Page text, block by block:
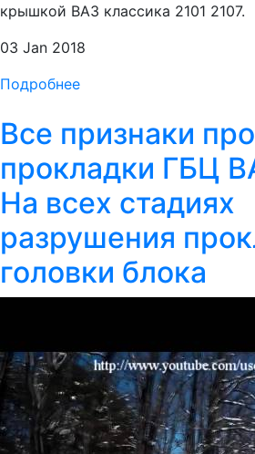
крышкой ВАЗ классика 2101 2107.
03 Jan 2018
Подробнее
Все признаки
прокладки ГБЦ
На всех стадиях
разрушения
головки блока